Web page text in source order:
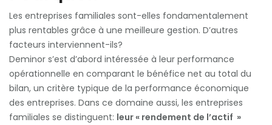
Les entreprises familiales sont-elles fondamentalement
plus rentables grâce à une meilleure gestion. D’autres
facteurs interviennent-ils?
Deminor s’est d’abord intéressée à leur performance
opérationnelle en comparant le bénéfice net au total du
bilan, un critère typique de la performance économique
des entreprises. Dans ce domaine aussi, les entreprises
familiales se distinguent: leur « rendement de l’actif »